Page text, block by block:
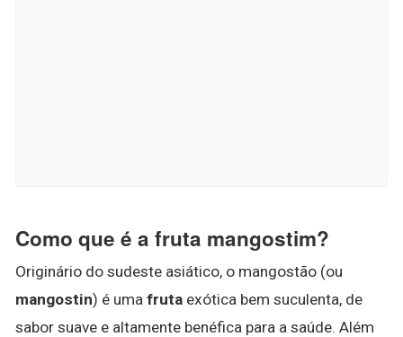
Como que é a fruta mangostim?
Originário do sudeste asiático, o mangostão (ou
mangostin) é uma fruta exótica bem suculenta, de
sabor suave e altamente benéfica para a saúde. Além